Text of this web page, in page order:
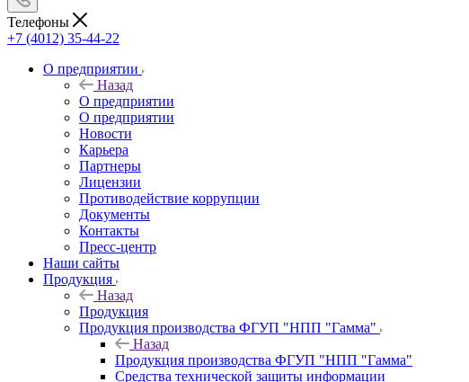
Телефоны
+7 (4012) 35-44-22
О предприятии
Назад
О предприятии
О предприятии
Новости
Карьера
Партнеры
Лицензии
Противодействие коррупции
Документы
Контакты
Пресс-центр
Наши сайты
Продукция
Назад
Продукция
Продукция производства ФГУП "НПП "Гамма"
Назад
Продукция производства ФГУП "НПП "Гамма"
Средства технической защиты информации